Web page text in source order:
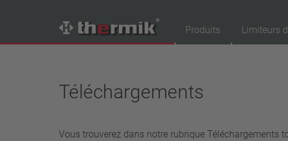
Produits Limiteurs
Tipo interruttore
à fermeture
Téléchargements
Vous trouverez dans notre rubrique